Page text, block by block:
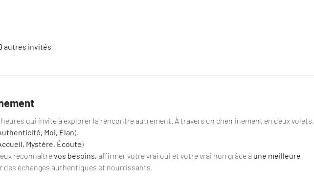
autres invités
qui invite à explorer la rencontre autrement. À travers un cheminement en deux volets,
Moi, Élan),
Mystère, Écoute)
reconnaître vos besoins, affirmer votre vrai oui et votre vrai non grâce à une meilleure
des échanges authentiques et nourrissants.